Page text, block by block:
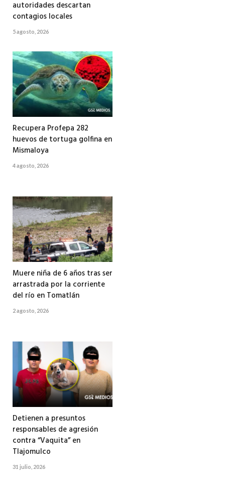
autoridades descartan
contagios locales
5 agosto, 2026
Recupera Profepa 282
huevos de tortuga golfina en
Mismaloya
4 agosto, 2026
Muere niña de 6 años tras ser
arrastrada por la corriente
del río en Tomatlán
2 agosto, 2026
Detienen a presuntos
responsables de agresión
contra “Vaquita” en
Tlajomulco
31 julio, 2026